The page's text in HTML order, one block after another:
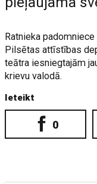
Ratnieka
Pilsētas attīstības
teātra iesniegtajām
krievu valodā.
Ieteikt
0